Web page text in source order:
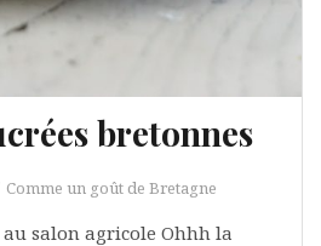
bretonnes
Comme un goût de Bretagne
salon agricole Ohhh la